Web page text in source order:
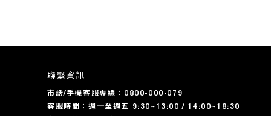
聯繫資訊
市話/手機客服專線：0800-000-079
客服時間：週一至週五 9:30~13:00 / 14:00~18:30